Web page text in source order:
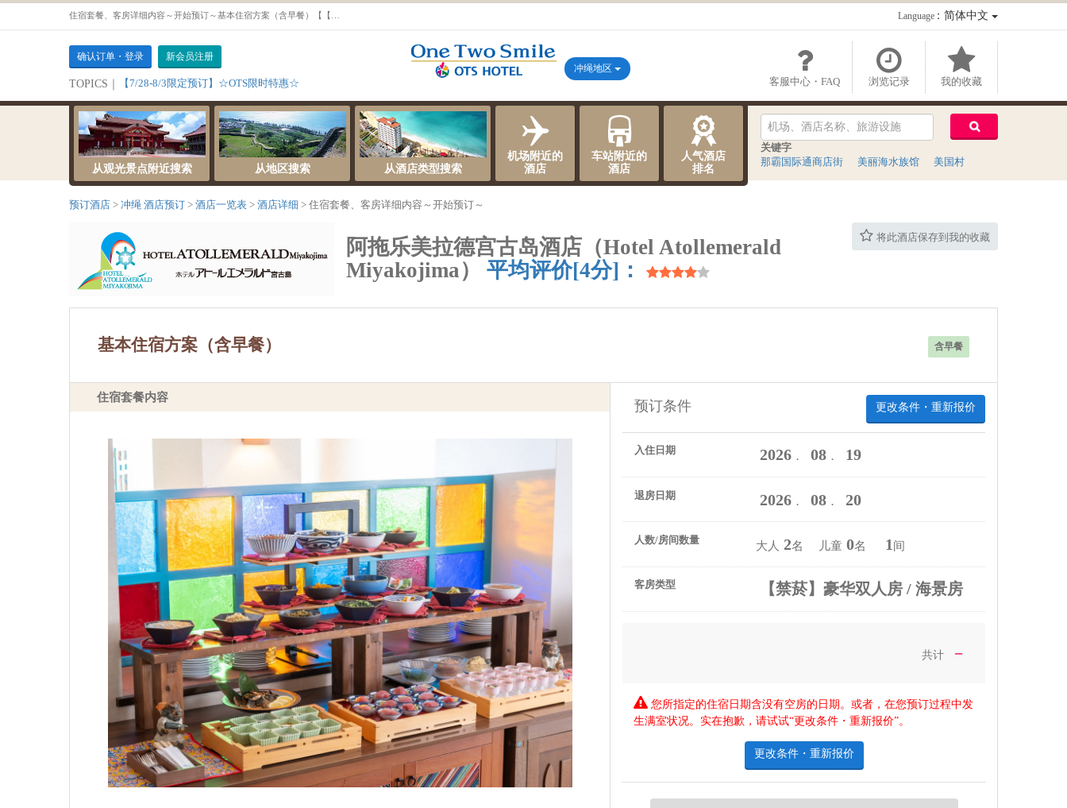
Language：简体中文
确认订单・登录 新会员注册
TOPICS｜ 【7/28-8/3限定预订】☆OTS限时特惠☆ 客服中心・FAQ 浏览记录 我的收藏
冲绳地区
从观光景点附近搜索 从地区搜索 从酒店类型搜索
机场附近的
酒店
车站附近的
酒店
人气酒店
排名
关键字
那霸国际通商店街
美丽海水族馆 美国村
预订酒店 冲绳 酒店预订 酒店一览表 酒店详细 住宿套餐、客房详细内容～开始预订～
将此酒店保存到我的收藏
阿拖乐美拉德宫古岛酒店（Hotel Atollemerald
Miyakojima） 平均评价[4分]：
含早餐
基本住宿方案（含早餐）
住宿套餐内容
更改条件・重新报价
预订条件
入住日期 2026． 08． 19
退房日期 2026． 08． 20
人数/房间数量 大人 2名 儿童 0名 1 间
客房类型 【禁菸】豪华双人房 / 海景房
共计 －
您所指定的住宿日期含没有空房的日期。或者，在您预订过程中发
生满室状况。实在抱歉，请试试“更改条件・重新报价”。
更改条件・重新报价